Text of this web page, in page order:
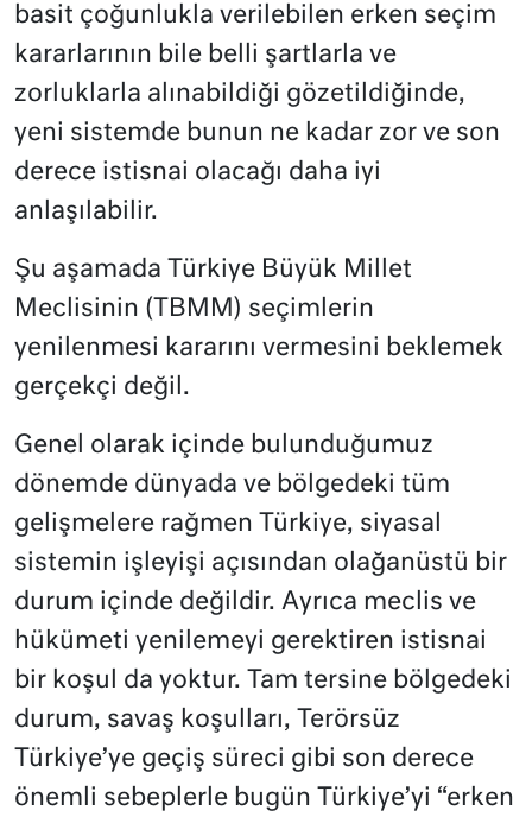
basit çoğunlukla verilebilen erken seçim
kararlarının bile belli şartlarla ve
zorluklarla alınabildiği gözetildiğinde,
yeni sistemde bunun ne kadar zor ve son
derece istisnai olacağı daha iyi
anlaşılabilir.
Şu aşamada Türkiye Büyük Millet
Meclisinin (TBMM) seçimlerin
yenilenmesi kararını vermesini beklemek
gerçekçi değil.
Genel olarak içinde bulunduğumuz
dönemde dünyada ve bölgedeki tüm
gelişmelere rağmen Türkiye, siyasal
sistemin işleyişi açısından olağanüstü bir
durum içinde değildir. Ayrıca meclis ve
hükümeti yenilemeyi gerektiren istisnai
bir koşul da yoktur. Tam tersine bölgedeki
durum, savaş koşulları, Terörsüz
Türkiye’ye geçiş süreci gibi son derece
önemli sebeplerle bugün Türkiye’yi “erken